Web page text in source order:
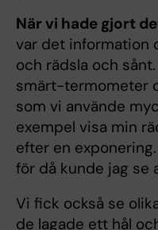
När vi hade gjort
var det information
och rädsla och
smärt-termometer
som vi använde
exempel visa min
efter en
för då kunde jag se
Vi fick också se
de lagade ett hål